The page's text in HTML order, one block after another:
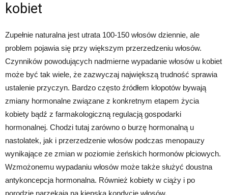
kobiet
Zupełnie naturalna jest utrata 100-150 włosów dziennie, ale
problem pojawia się przy większym przerzedzeniu włosów.
Czynników powodujących nadmierne wypadanie włosów u kobiet
może być tak wiele, że zazwyczaj największą trudność sprawia
ustalenie przyczyn. Bardzo często źródłem kłopotów bywają
zmiany hormonalne związane z konkretnym etapem życia
kobiety bądź z farmakologiczną regulacją gospodarki
hormonalnej. Chodzi tutaj zarówno o burzę hormonalną u
nastolatek, jak i przerzedzenie włosów podczas menopauzy
wynikające ze zmian w poziomie żeńskich hormonów płciowych.
Wzmożonemu wypadaniu włosów może także służyć doustna
antykoncepcja hormonalna. Również kobiety w ciąży i po
porodzie narzekają na kiepską kondycję włosów.